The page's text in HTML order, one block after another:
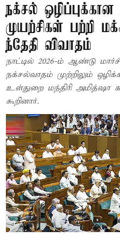
நக்சல்
முயற்சிகள் பற்றி
ந்தேதி விவாதம்
நாட்டில் 2026-ம் ஆண்டு மார்ச்
நக்சல்வாதம் முற்றிலும்
உள்துறை மந்திரி அமித்ஷா
கூறினார்.